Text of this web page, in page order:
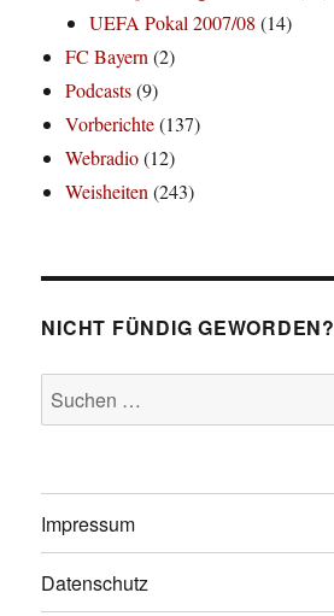
UEFA Pokal 2007/08 (14)
FC Bayern(2)
Podcasts(9)
Vorberichte(137)
Webradio(12)
Weisheiten(243)
NICHT FÜNDIG GEWORDEN?
Suchen
nach:
Impressum
Datenschutz